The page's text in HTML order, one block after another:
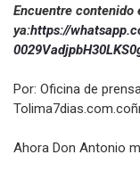
Encuentre contenido
ya:https://
Por: Oficina de
Ahora Don Antonio